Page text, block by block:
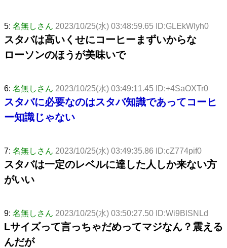
5: 名無しさん 2023/10/25(水) 03:48:59.65 ID:GLEkWIyh0
スタバは高いくせにコーヒーまずいからな
ローソンのほうが美味いで
6: 名無しさん 2023/10/25(水) 03:49:11.45 ID:+4SaOXTr0
スタバに必要なのはスタバ知識であってコーヒ
ー知識じゃない
7: 名無しさん 2023/10/25(水) 03:49:35.86 ID:cZ774pif0
スタバは一定のレベルに達した人しか来ない方
がいい
9: 名無しさん 2023/10/25(水) 03:50:27.50 ID:Wi9BlSNLd
Lサイズって言っちゃだめってマジなん？震える
んだが